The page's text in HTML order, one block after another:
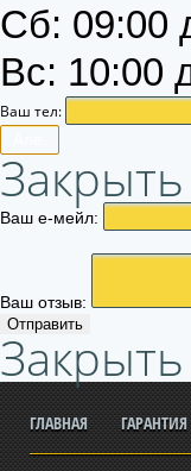
Сб: 09:00
Вс: 10:00
Ваш тел:
Закрыть
Ваш е-мейл:
Ваш отзыв:
Отправить
Закрыть
ГЛАВНАЯ ГАРАНТИЯ